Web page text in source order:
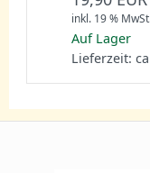
inkl. 19 %
Auf Lager
Lieferzeit: